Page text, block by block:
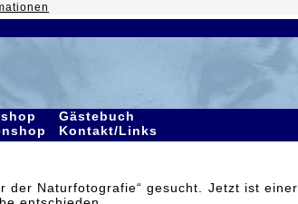
Gästebuch
Kontakt/Links
der Naturfotografie“ gesucht. Jetzt ist einer